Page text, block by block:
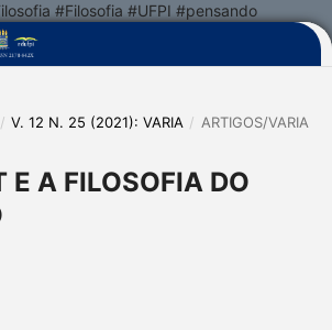
#Filosofia #UFPI #pensando
/ V. 12 N. 25 (2021): VARIA / ARTIGOS/VARIA
E A FILOSOFIA DO